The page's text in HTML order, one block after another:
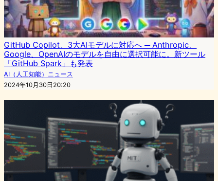
GitHub Copilot、3大AIモデルに対応へ ─ Anthropic、
Google、OpenAIのモデルを自由に選択可能に。新ツール
「GitHub Spark」も発表
AI（人工知能）ニュース
2024年10月30日20:20